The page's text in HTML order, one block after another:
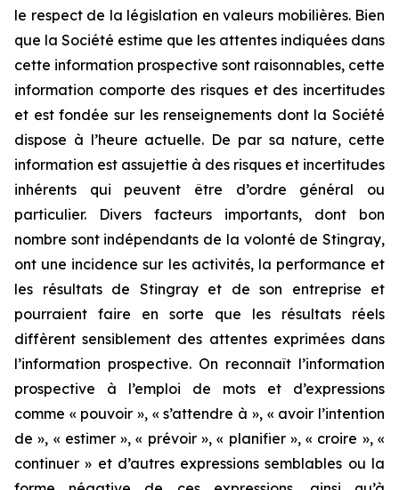
le respect de la législation en valeurs mobilières. Bien
que la Société estime que les attentes indiquées dans
cette information prospective sont raisonnables, cette
information comporte des risques et des incertitudes
et est fondée sur les renseignements dont la Société
dispose à l’heure actuelle. De par sa nature, cette
information est assujettie à des risques et incertitudes
inhérents qui peuvent être d’ordre général ou
particulier. Divers facteurs importants, dont bon
nombre sont indépendants de la volonté de Stingray,
ont une incidence sur les activités, la performance et
les résultats de Stingray et de son entreprise et
pourraient faire en sorte que les résultats réels
diffèrent sensiblement des attentes exprimées dans
l’information prospective. On reconnaît l’information
prospective à l’emploi de mots et d’expressions
comme « pouvoir », « s’attendre à », « avoir l’intention
de », « estimer », « prévoir », « planifier », « croire », «
continuer » et d’autres expressions semblables ou la